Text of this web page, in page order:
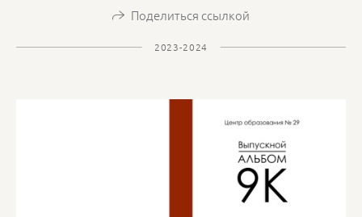
Поделиться ссылкой
2023-2024